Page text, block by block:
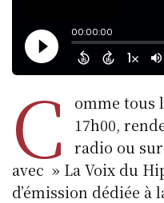
C
omme tous
17h00,
radio ou
avec » La Voix du
d’émission dédiée